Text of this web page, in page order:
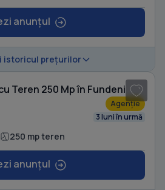
anunțul
istoricul prețurilor
Teren 250 Mp în Fundeni
Agenție
3 luni în urmă
250 mp teren
anunțul